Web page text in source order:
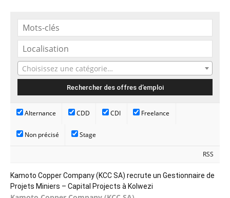
Choisissez une catégorie…
Alternance CDD CDI Freelance
Non précisé Stage
RSS
Kamoto Copper Company (KCC SA) recrute un Gestionnaire de
Projets Miniers – Capital Projects à Kolwezi